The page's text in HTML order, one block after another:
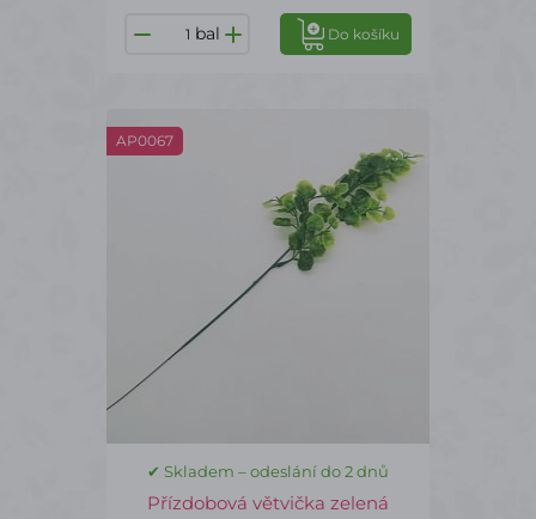
bal Do košíku
AP0067
✔ Skladem – odeslání do 2 dnů
Přízdobová větvička zelená